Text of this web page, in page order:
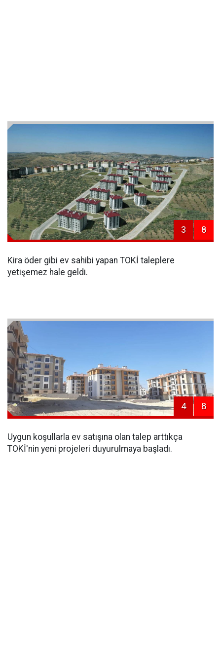
3 8
Kira öder gibi ev sahibi yapan TOKİ taleplere
yetişemez hale geldi.
4 8
Uygun koşullarla ev satışına olan talep arttıkça
TOKİ'nin yeni projeleri duyurulmaya başladı.